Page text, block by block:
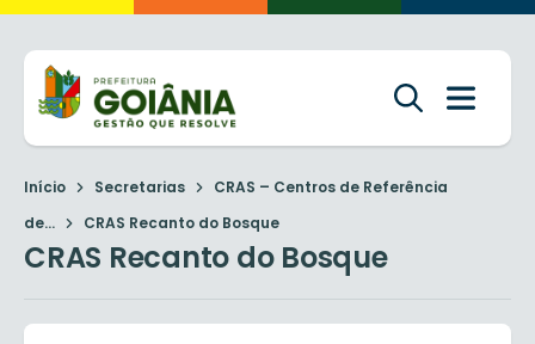
Início Secretarias
CRAS – Centros de Referência
de...
CRAS Recanto do Bosque
CRAS Recanto do Bosque